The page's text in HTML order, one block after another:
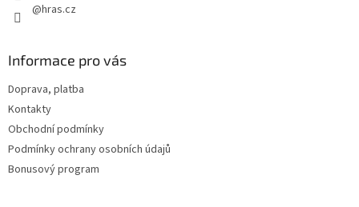
@hras.cz
Informace pro vás
Doprava, platba
Kontakty
Obchodní podmínky
Podmínky ochrany osobních údajů
Bonusový program